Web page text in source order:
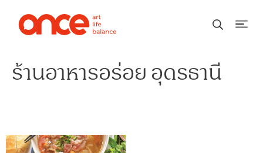
ร้านอาหารอร่อย อุดรธานี